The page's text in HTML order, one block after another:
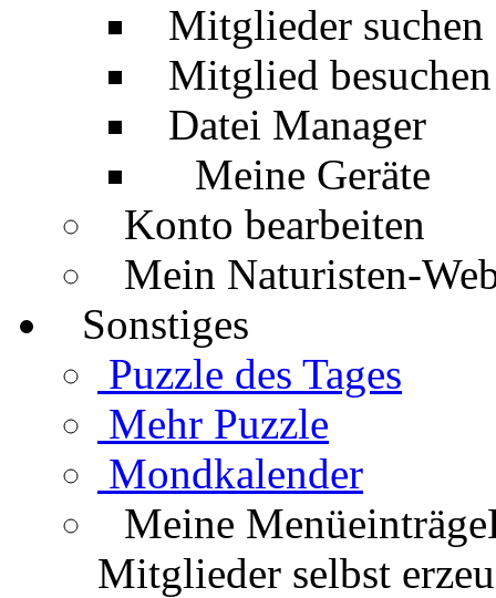
Mitglieder suchen
Mitglied besuchen
Datei Manager
Meine Geräte
Konto bearbeiten
Mein Naturisten-
Sonstiges
Puzzle des Tages
Mehr Puzzle
Mondkalender
Meine Menüeinträge
Mitglieder selbst